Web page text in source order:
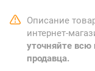
Описание
интернет-
уточняйте
продавца.